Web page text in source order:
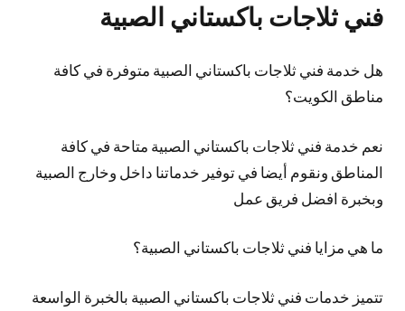
فني ثلاجات باكستاني الصبية
هل خدمة فني ثلاجات باكستاني الصبية متوفرة في كافة
مناطق الكويت؟
نعم خدمة فني ثلاجات باكستاني الصبية متاحة في كافة
المناطق ونقوم أيضا في توفير خدماتنا داخل وخارج الصبية
وبخبرة افضل فريق عمل
ما هي مزايا فني ثلاجات باكستاني الصبية؟
تتميز خدمات فني ثلاجات باكستاني الصبية بالخبرة الواسعة